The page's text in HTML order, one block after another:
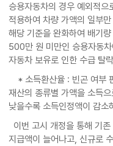
승용자동차의 경우 예외적
적용하여 차량 가액의 일부
해당 기준을 완화하여 배기
500만 원 미만인 승용자동
자동차 보유로 인한 수급 탈
* 소득환산율 : 빈곤 여부
재산의 종류별 가액을 소득
낮을수록 소득인정액이 감
이번 고시 개정을 통해 기
지급액이 늘어나고, 신규로